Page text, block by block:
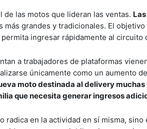
las motos que lideran las ventas.
más grandes y tradicionales. El
ingresar rápidamente al circuito
a trabajadores de plataformas
únicamente como un aumento
moto destinada al delivery
que necesita generar ingresos
radica en la actividad en sí misma,